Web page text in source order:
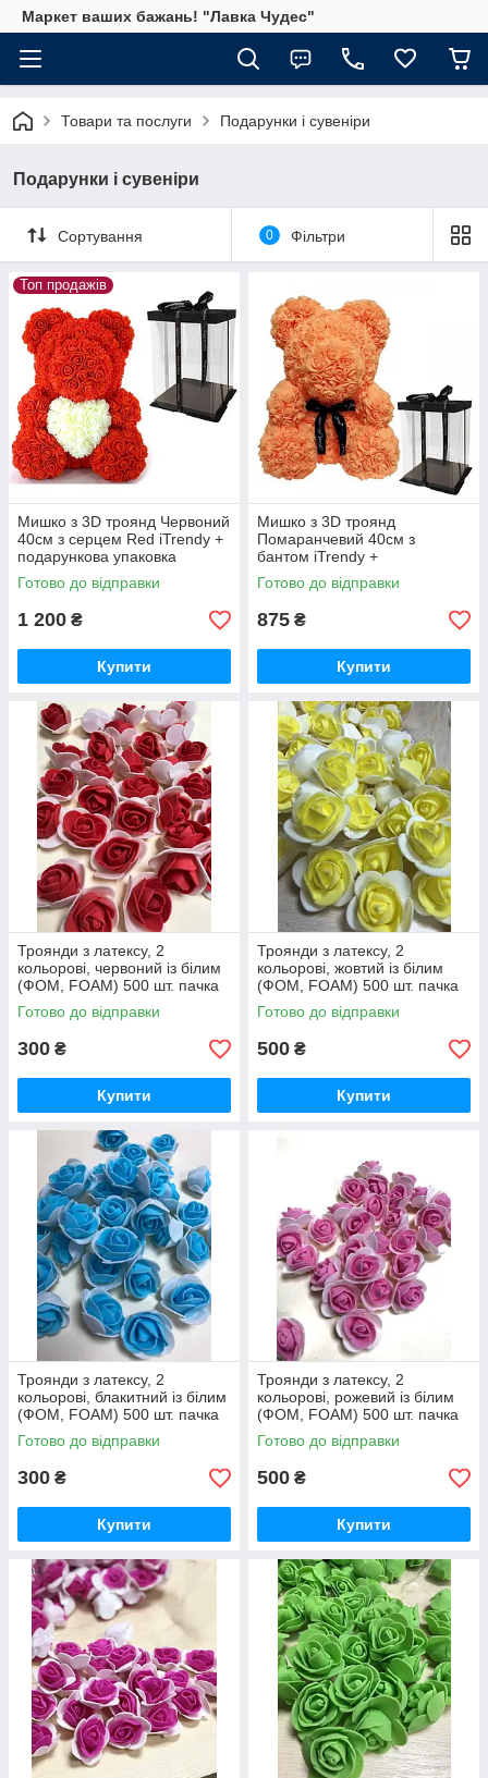
Маркет ваших бажань! "Лавка Чудес"
Товари та послуги Подарунки і сувеніри
Подарунки і сувеніри
Сортування 0 Фільтри
Топ продажів
Мишко з 3D троянд Червоний
40см з серцем Red iTrendy +
подарункова упаковка
Готово до відправки
1 200 ₴
Купити
Мишко з 3D троянд
Помаранчевий 40см з
бантом iTrendy +
подарункова упаковка
Готово до відправки
875 ₴
Купити
Троянди з латексу, 2
кольорові, червоний із білим
(ФОМ, FOAM) 500 шт. пачка
(для ведмедиків)
Готово до відправки
300 ₴
Купити
Троянди з латексу, 2
кольорові, жовтий із білим
(ФОМ, FOAM) 500 шт. пачка
(для ведмедиків)
Готово до відправки
500 ₴
Купити
Троянди з латексу, 2
кольорові, блакитний із білим
(ФОМ, FOAM) 500 шт. пачка
(для ведмедиків)
Готово до відправки
300 ₴
Купити
Троянди з латексу, 2
кольорові, рожевий із білим
(ФОМ, FOAM) 500 шт. пачка
(для ведмедиків)
Готово до відправки
500 ₴
Купити